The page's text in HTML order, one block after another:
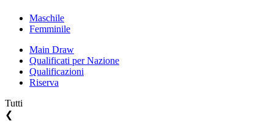
Maschile
Femminile
Main Draw
Qualificati per Nazione
Qualificazioni
Riserva
Tutti
❮